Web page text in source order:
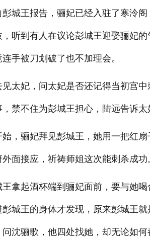
彭城王报告，骊妃已经入驻了寒泠
，听到有人在议论彭城王迎娶骊妃
手被刀划破了也不加理会。
见太妃，问太妃是否还记得当初宫
禁不住为彭城王担心，陆远告诉
始，骊妃拜见彭城王，她用一把红
面接应，祈祷师姐这次能刺杀成功
王拿起酒杯端到骊妃面前，要与她
彭城王的身体才发现，原来彭城王
问沈骊歌，他四处找她，却无论如